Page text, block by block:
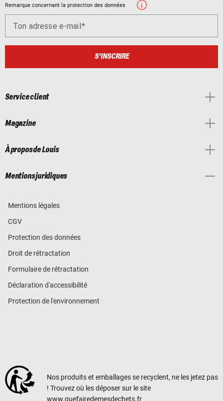
Remarque concernant la protection des données
Ton adresse e-mail
S'INSCRIRE
Service client
Magazine
À propos de Louis
Mentions juridiques
Mentions légales
CGV
Protection des données
Droit de rétractation
Formulaire de rétractation
Déclaration d'accessibilité
Protection de l'environnement
Nos produits et emballages se recyclent, ne les jetez pas
! Trouvez où les déposer sur le site
www.quefairedemesdechets.fr